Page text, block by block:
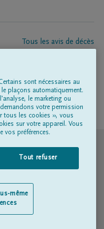
Tous les avis de décès
de pompes funèbres
à la vie privée
sont nécessaires au
plaçons automatiquement.
le marketing ou
votre permission
tous les cookies », vous
sur votre appareil. Vous
vos préférences.
Tout refuser
même